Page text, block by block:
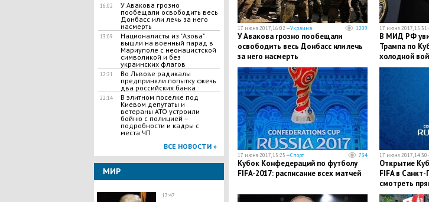
16:02
У Авакова грозно
пообещали освободить весь
Донбасс или лечь за него
насмерть
13:09
Националисты из "Азова"
вышли на военный парад в
Мариуполе с неонацистской
символикой и без
украинских флагов
12:21
Во Львове радикалы
предприняли попытку сжечь
два российских банка
22:14
В элитном поселке под
Киевом депутаты и
ветераны АТО устроили
бойню с полицией –
подробности и кадры с
места ЧП
ВСЕ НОВОСТИ »
МИР
17:47
17 июня 2017, 16:02 —Украина 1209
У Авакова грозно пообещали
освободить весь Донбасс или лечь
за него насмерть
17 июня 2017, 15:31
В МИД РФ
Трампа по
холодной
17 июня 2017, 15:25 —Спорт 734
Кубок Конфедераций по футболу
FIFA-2017: расписание всех матчей
17 июня 2017, 14:30
Открытие
FIFA в Санкт-
смотреть